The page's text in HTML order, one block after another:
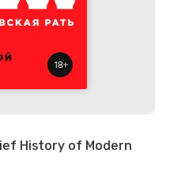
History of Modern